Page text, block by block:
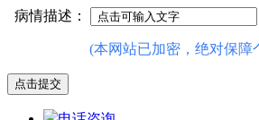
病情描述：
(本网站已加密，绝对保障